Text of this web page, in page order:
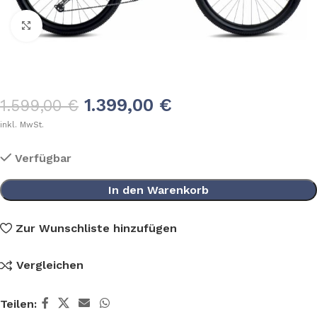
Klick zum Vergrößern
1.599,00€ 1.399,00 €
inkl. MwSt.
Verfügbar
In den Warenkorb
Zur Wunschliste hinzufügen
Vergleichen
Teilen: